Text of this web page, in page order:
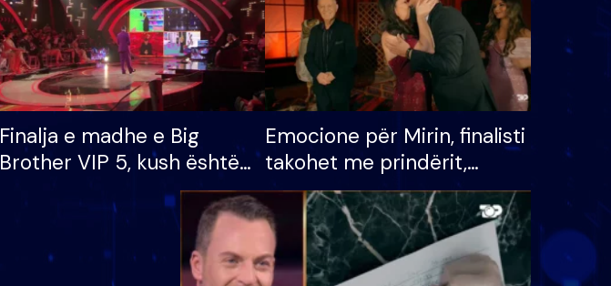
Finalja e madhe e Big
Brother VIP 5, kush është
banori i parë që lë shtëpinë
dhe humb mundësinë për
të fituar çmimin e madh
Emocione për Mirin, finalisti
takohet me prindërit,
vajzën dhe bashkëshorten:
S’kemi ndonjë letër divorci
apo jo?